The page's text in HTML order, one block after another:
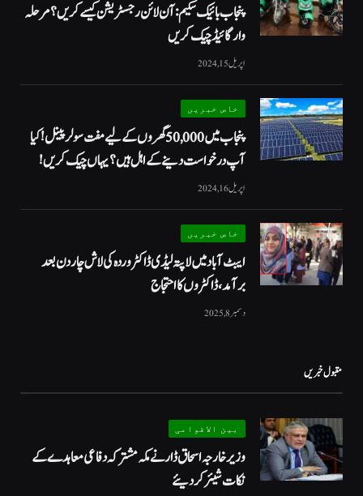
پنجاب بائیک سکیم: آن لائن رجسٹریشن کیسے کریں؟ مرحلہ
وار گائیڈ چیک کریں
اپریل 15, 2024
خاص خبریں
پنجاب میں 50,000 گھروں کے لیے مفت سولر پینل! کیا
آپ درخواست دینے کے اہل ہیں؟ یہاں چیک کریں!
اپریل 16, 2024
خاص خبریں
ایبٹ آباد میں لاپتہ لیڈی ڈاکٹر وردہ کی لاش چار دن بعد
برآمد، ڈاکٹروں کا احتجاج
دسمبر 8, 2025
مقبول خبریں
بین الاقوامی
وزیر خارجہ اسحاق ڈار نے مکہ مشترکہ دفاعی معاہدے کے
نکات شیئر کردیئے